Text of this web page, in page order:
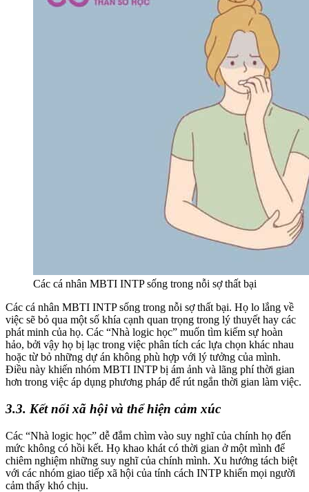
Các cá nhân MBTI INTP sống trong nỗi sợ thất bại
Các cá nhân MBTI INTP sống trong nỗi sợ thất bại. Họ lo lắng về
việc sẽ bỏ qua một số khía cạnh quan trọng trong lý thuyết hay các
phát minh của họ. Các “Nhà logic học” muốn tìm kiếm sự hoàn
hảo, bởi vậy họ bị lạc trong việc phân tích các lựa chọn khác nhau
hoặc từ bỏ những dự án không phù hợp với lý tưởng của mình.
Điều này khiến nhóm MBTI INTP bị ám ảnh và lãng phí thời gian
hơn trong việc áp dụng phương pháp để rút ngắn thời gian làm việc.
3.3. Kết nối xã hội và thể hiện cảm xúc
Các “Nhà logic học” dễ đắm chìm vào suy nghĩ của chính họ đến
mức không có hồi kết. Họ khao khát có thời gian ở một mình để
chiêm nghiệm những suy nghĩ của chính mình. Xu hướng tách biệt
với các nhóm giao tiếp xã hội của tính cách INTP khiến mọi người
cảm thấy khó chịu.